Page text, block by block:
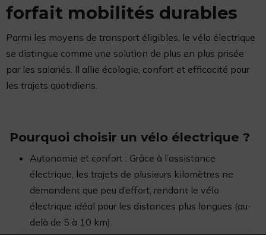
forfait mobilités durables
Parmi les moyens de transport éligibles, le vélo électrique
se distingue comme une solution de plus en plus prisée
par les salariés. Il allie écologie, confort et efficacité pour
les trajets quotidiens.
Pourquoi choisir un vélo électrique ?
Autonomie et confort : Grâce à l’assistance
électrique, les trajets de plusieurs kilomètres ne
demandent que peu d’effort, rendant le vélo
électrique idéal pour les distances plus longues (au-
delà de 5 à 10 km).